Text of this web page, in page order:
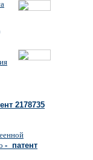
2178735
- патент